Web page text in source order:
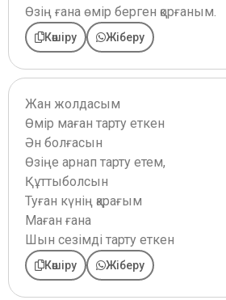
Өзің ғана өмір берген қорғаным.
Көшіру Жіберу
Жан жолдасым
Өмір маған тарту еткен
Ән болғасын
Өзіңе арнап тарту етем,
Құттыболсын
Туған күнің қарағым
Маған ғана
Шын сезімді тарту еткен
Көшіру Жіберу